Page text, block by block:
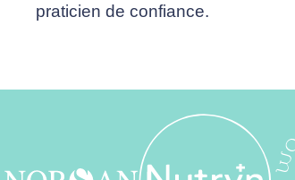
praticien de confiance.